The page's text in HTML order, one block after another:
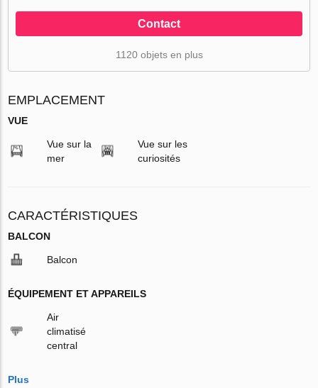
Contact
1120 objets en plus
EMPLACEMENT
VUE
Vue sur la
mer
Vue sur les
curiosités
CARACTÉRISTIQUES
BALCON
Balcon
ÉQUIPEMENT ET APPAREILS
Air
climatisé
central
Plus